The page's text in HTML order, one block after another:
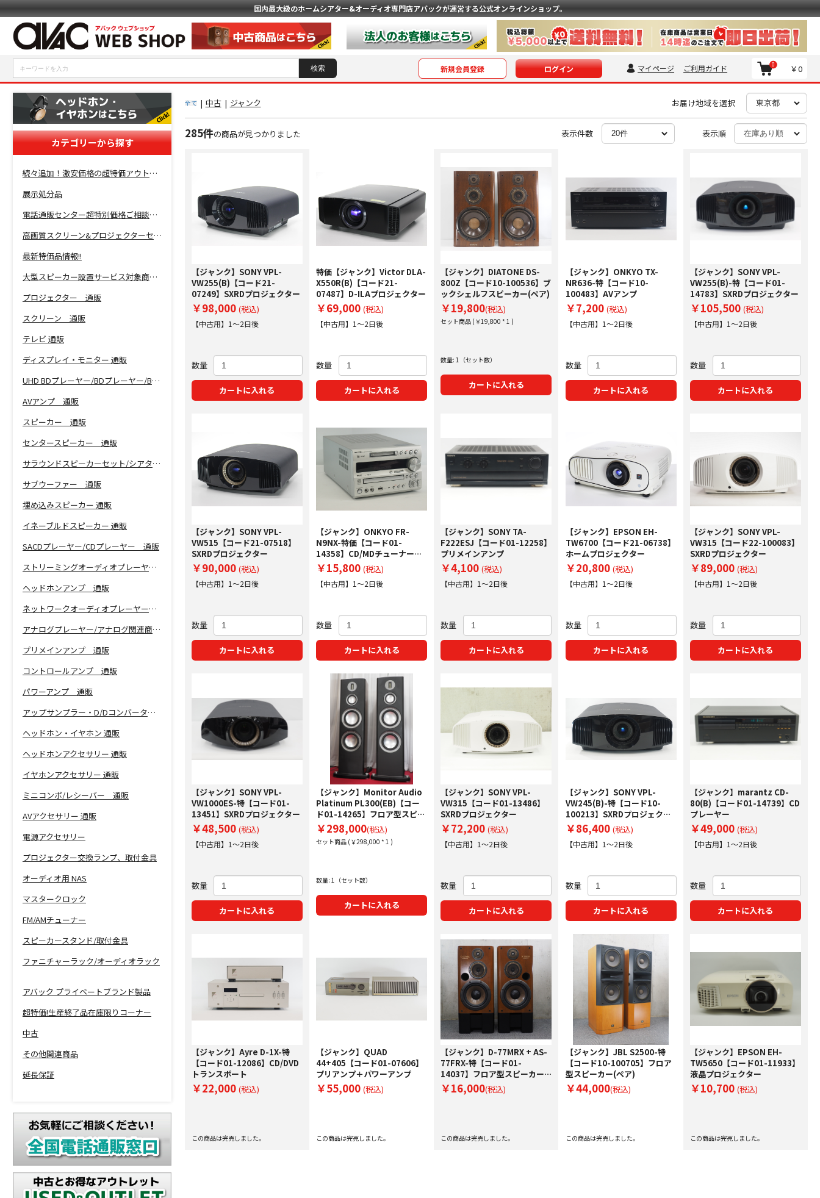
国内最大級のホームシアター&オーディオ専門店アバックが運営する公式オンラインショップ。
新規会員登録 ログイン マイページ ご利用ガイド ￥0
0
カテゴリーから探す
続々追加！激安価格の超特価アウトレットセール開催！
展示処分品
電話通販センター超特別価格ご相談コーナー！
高画質スクリーン&プロジェクターセット超特価！
最新特価品情報!!
大型スピーカー設置サービス対象商品！
プロジェクター 通販
スクリーン 通販
テレビ 通販
ディスプレイ・モニター 通販
UHD BDプレーヤー/BDプレーヤー/BDレコーダー 通販
AVアンプ 通販
スピーカー 通販
センタースピーカー 通販
サラウンドスピーカーセット/シアターバー 通販
サブウーファー 通販
埋め込みスピーカー 通販
イネーブルドスピーカー 通販
SACDプレーヤー/CDプレーヤー 通販
ストリーミングオーディオプレーヤー 通販
ヘッドホンアンプ 通販
ネットワークオーディオプレーヤー 通販
アナログプレーヤー/アナログ関連商品 通販
プリメインアンプ 通販
コントロールアンプ 通販
パワーアンプ 通販
アップサンプラー・D/Dコンバーター 通販
ヘッドホン・イヤホン 通販
ヘッドホンアクセサリー 通販
イヤホンアクセサリー 通販
ミニコンポ/レシーバー 通販
AVアクセサリー 通販
電源アクセサリー
プロジェクター交換ランプ、取付金具
オーディオ用 NAS
マスタークロック
FM/AMチューナー
スピーカースタンド/取付金具
ファニチャーラック/オーディオラック
アバック プライベートブランド製品
超特価!生産終了品在庫限りコーナー
中古
その他関連商品
延長保証
全て | 中古 | ジャンク お届け地域を選択
285件の商品が見つかりました 表示件数 表示順
【ジャンク】SONY VPL-
VW255(B)【コード21-
07249】SXRDプロジェクター
￥98,000 (税込)
【中古用】1～2日後
数量
カートに入れる
特価【ジャンク】Victor DLA-
X550R(B)【コード21-
07487】D-ILAプロジェクター
￥69,000 (税込)
【中古用】1～2日後
数量
カートに入れる
【ジャンク】DIATONE DS-
800Z【コード10-100536】ブ
ックシェルフスピーカー(ペア)
￥19,800(税込)
セット商品 (￥19,800 * 1 )
数量: 1（セット数）
カートに入れる
【ジャンク】ONKYO TX-
NR636-特【コード10-
100483】AVアンプ
￥7,200 (税込)
【中古用】1～2日後
数量
カートに入れる
【ジャンク】SONY VPL-
VW255(B)-特【コード01-
14783】SXRDプロジェクター
￥105,500 (税込)
【中古用】1～2日後
数量
カートに入れる
【ジャンク】SONY VPL-
VW515【コード21-07518】
SXRDプロジェクター
￥90,000 (税込)
【中古用】1～2日後
数量
カートに入れる
【ジャンク】ONKYO FR-
N9NX-特価【コード01-
14358】CD/MDチューナーア
ンプ
￥15,800 (税込)
【中古用】1～2日後
数量
カートに入れる
【ジャンク】SONY TA-
F222ESJ【コード01-12258】
プリメインアンプ
￥4,100(税込)
【中古用】1～2日後
数量
カートに入れる
【ジャンク】EPSON EH-
TW6700【コード21-06738】
ホームプロジェクター
￥20,800 (税込)
【中古用】1～2日後
数量
カートに入れる
【ジャンク】SONY VPL-
VW315【コード22-100083】
SXRDプロジェクター
￥89,000 (税込)
【中古用】1～2日後
数量
カートに入れる
【ジャンク】SONY VPL-
VW1000ES-特【コード01-
13451】SXRDプロジェクター
￥48,500 (税込)
【中古用】1～2日後
数量
カートに入れる
【ジャンク】Monitor Audio
Platinum PL300(EB)【コー
ド01-14265】フロア型スピー
カー(ペア)
￥298,000(税込)
セット商品 (￥298,000 * 1 )
数量: 1（セット数）
カートに入れる
【ジャンク】SONY VPL-
VW315【コード01-13486】
SXRDプロジェクター
￥72,200(税込)
【中古用】1～2日後
数量
カートに入れる
【ジャンク】SONY VPL-
VW245(B)-特【コード10-
100213】SXRDプロジェクタ
ー
￥86,400 (税込)
【中古用】1～2日後
数量
カートに入れる
【ジャンク】marantz CD-
80(B)【コード01-14739】CD
プレーヤー
￥49,000 (税込)
【中古用】1～2日後
数量
カートに入れる
【ジャンク】Ayre D-1X-特
【コード01-12086】CD/DVD
トランスポート
￥22,000 (税込)
この商品は完売しました。
【ジャンク】QUAD
44+405【コード01-07606】
プリアンプ＋パワーアンプ
￥55,000 (税込)
この商品は完売しました。
【ジャンク】D-77MRX + AS-
77FRX-特【コード01-
14037】フロア型スピーカー
(ペア)
￥16,000(税込)
この商品は完売しました。
【ジャンク】JBL S2500-特
【コード10-100705】フロア
型スピーカー(ペア)
￥44,000(税込)
この商品は完売しました。
【ジャンク】EPSON EH-
TW5650【コード01-11933】
液晶プロジェクター
￥10,700 (税込)
この商品は完売しました。